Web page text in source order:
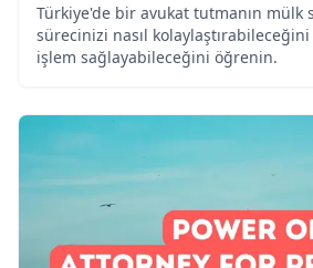
Türkiye'de bir avukat tutmanın mülk
sürecinizi nasıl
işlem sağlayabileceğini öğrenin.